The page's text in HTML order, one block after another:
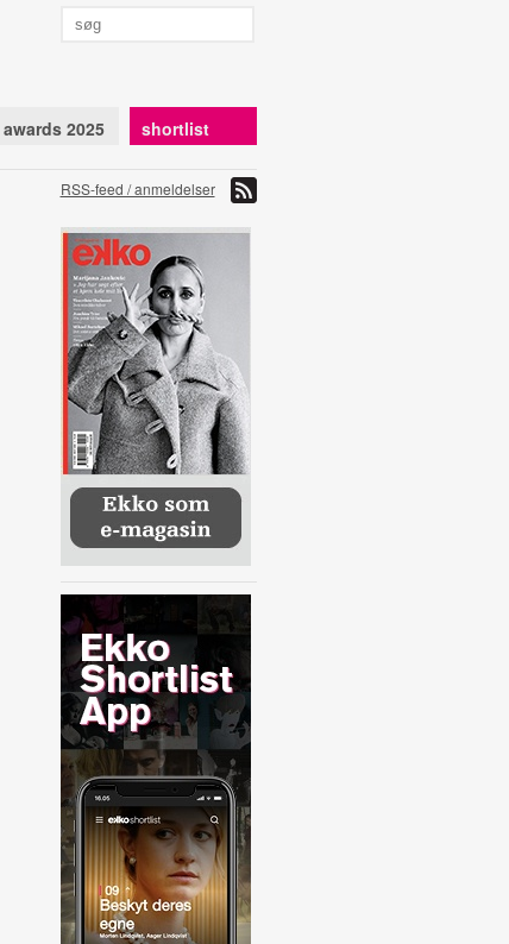
awards 2025 shortlist
RSS-feed / anmeldelser